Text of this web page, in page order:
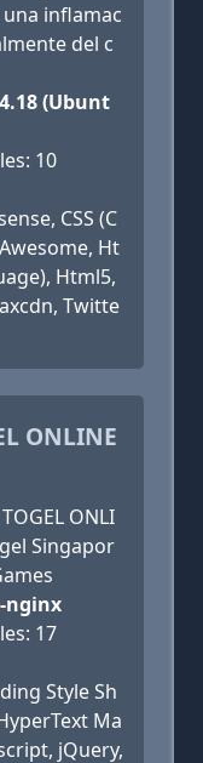
inflamac
del c
(Ubunt
10
CSS (C
Ht
Html5,
Twitte
ONLINE
ONLI
Singapor
nginx
17
Style Sh
Ma
jQuery,